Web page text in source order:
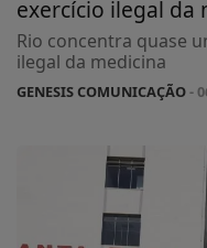
exercício ilegal da
Rio concentra quase
ilegal da medicina
GENESIS COMUNICAÇÃO-